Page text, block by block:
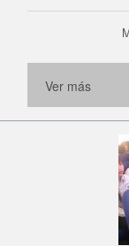
Ver más